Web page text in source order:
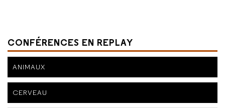
CONFÉRENCES EN REPLAY
ANIMAUX
CERVEAU